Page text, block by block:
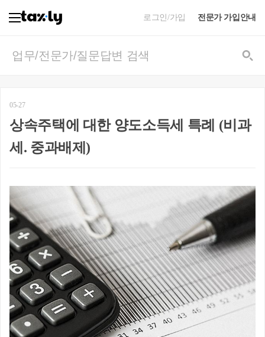
로그인/가입 전문가 가입안내
05-27
상속주택에 대한 양도소득세 특례 (비과
세. 중과배제)